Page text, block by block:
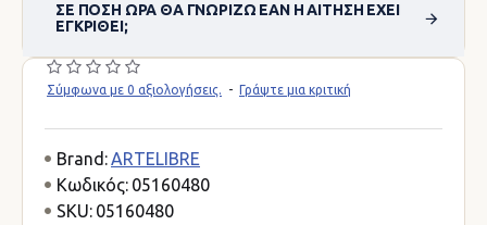
ΣΕ ΠΌΣΗ ΏΡΑ ΘΑ ΓΝΩΡΊΖΩ ΕΆΝ Η ΑΊΤΗΣΗ ΈΧΕΙ
ΕΓΚΡΙΘΕΊ;
Σύμφωνα με 0 αξιολογήσεις. - Γράψτε μια κριτική
Brand:ARTELIBRE
Κωδικός: 05160480
SKU: 05160480